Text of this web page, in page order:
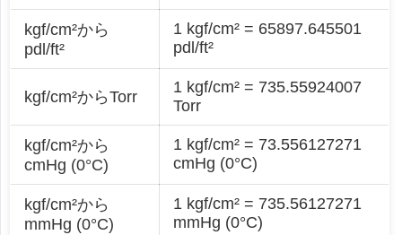
kgf/cm²から
pdl/ft²
1 kgf/cm² = 65897.645501
pdl/ft²
kgf/cm²からTorr
1 kgf/cm² = 735.55924007
Torr
kgf/cm²から
cmHg (0°C)
1 kgf/cm² = 73.556127271
cmHg (0°C)
kgf/cm²から
mmHg (0°C)
1 kgf/cm² = 735.56127271
mmHg (0°C)